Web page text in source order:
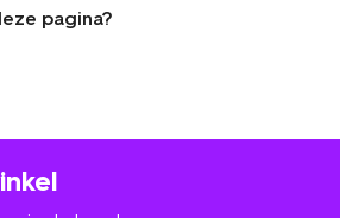
pagina?